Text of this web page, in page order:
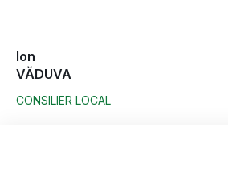
Ion
VĂDUVA
CONSILIER LOCAL